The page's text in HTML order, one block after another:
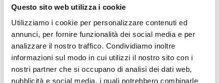
Questo sito web utilizza i cookie
Utilizziamo i cookie per personalizzare contenuti ed
annunci, per fornire funzionalità dei social media e per
analizzare il nostro traffico. Condividiamo inoltre
informazioni sul modo in cui utilizzi il nostro sito con i
nostri partner che si occupano di analisi dei dati web,
pubblicità e social media, i quali potrebbero combinarle
Total Body Ginoide #49
Lezione di Total Body per donne 🍐 con Valeria